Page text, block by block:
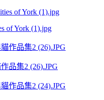
of York (1).jpg
品集2 (26).JPG